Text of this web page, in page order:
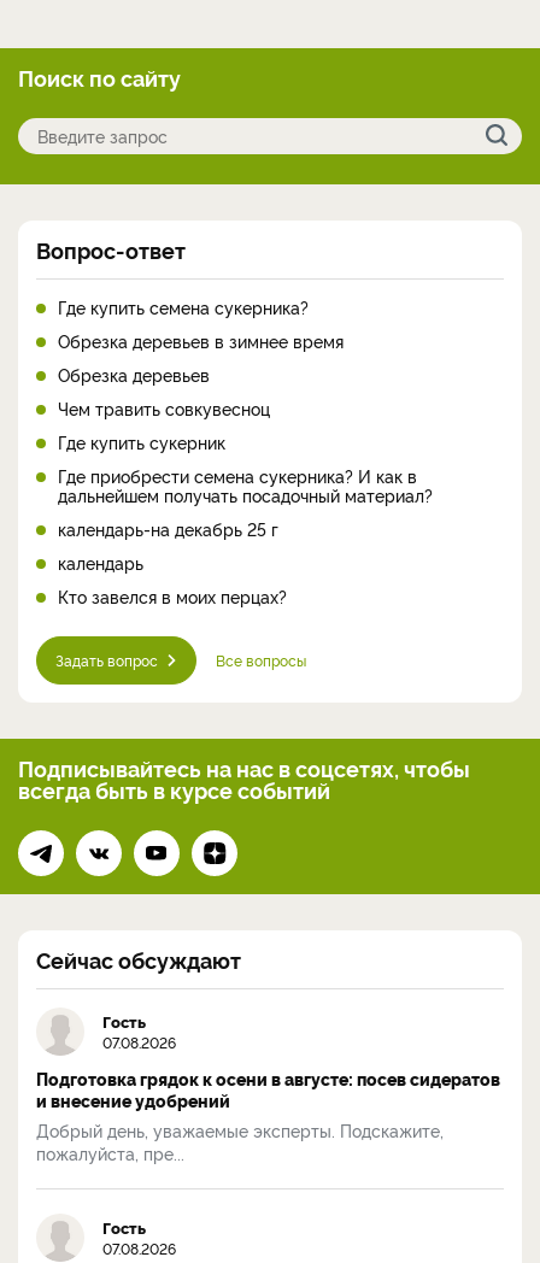
Поиск по сайту
Вопрос-ответ
Где купить семена сукерника?
Обрезка деревьев в зимнее время
Обрезка деревьев
Чем травить совкувесноц
Где купить сукерник
Где приобрести семена сукерника? И как в
дальнейшем получать посадочный материал?
календарь-на декабрь 25 г
календарь
Кто завелся в моих перцах?
Задать вопрос Все вопросы
Подписывайтесь на нас в соцсетях, чтобы
всегдабыть в курсе событий
Сейчас обсуждают
Гость
07.08.2026
Подготовка грядок к осени в августе: посев сидератов
и внесение удобрений
Добрый день, уважаемые эксперты. Подскажите,
пожалуйста, пре...
Гость
07.08.2026